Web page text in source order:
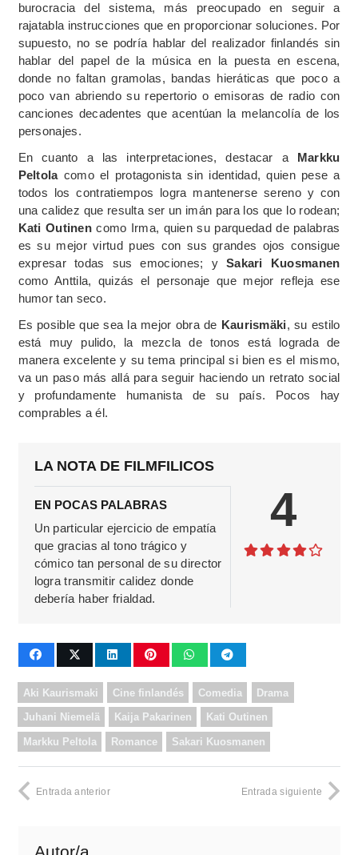
burocracia del sistema, más preocupado en seguir a
rajatabla instrucciones que en proporcionar soluciones. Por
supuesto, no se podría hablar del realizador finlandés sin
hablar del papel de la música en la puesta en escena,
donde no faltan gramolas, bandas hieráticas que poco a
poco van abriendo su repertorio o emisoras de radio con
canciones decadentes que acentúan la melancolía de los
personajes.
En cuanto a las interpretaciones, destacar a Markku
Peltolacomo el protagonista sin identidad, quien pese a
todos los contratiempos logra mantenerse sereno y con
una calidez que resulta ser un imán para los que lo rodean;
Kati Outinen como Irma, quien su parquedad de palabras
es su mejor virtud pues con sus grandes ojos consigue
expresar todas sus emociones; y Sakari Kuosmanen
como Anttila, quizás el personaje que mejor refleja ese
humor tan seco.
Es posible que sea la mejor obra de Kaurismäki, su estilo
está muy pulido, la mezcla de tonos está lograda de
manera excelente y su tema principal si bien es el mismo,
va un paso más allá para seguir haciendo un retrato social
y profundamente humanista de su país. Pocos hay
comprables a él.
LA NOTA DE FILMFILICOS
EN POCAS PALABRAS
Un particular ejercicio de empatía
que gracias al tono trágico y
cómico tan personal de su director
logra transmitir calidez donde
debería haber frialdad.
4
Aki Kaurismaki Cine finlandés Comedia Drama
Juhani Niemelä Kaija Pakarinen Kati Outinen
Markku Peltola Romance Sakari Kuosmanen
Entrada anterior Entrada siguiente